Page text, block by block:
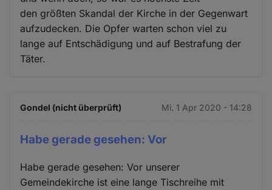
den größten Skandal der Kirche in der Gegenwart
aufzudecken. Die Opfer warten schon viel zu
lange auf Entschädigung und auf Bestrafung der
Täter.
Gondel (nicht überprüft) Mi. 1 Apr 2020 - 14:28
Habe gerade gesehen: Vor
Habe gerade gesehen: Vor unserer
Gemeindekirche ist eine lange Tischreihe mit